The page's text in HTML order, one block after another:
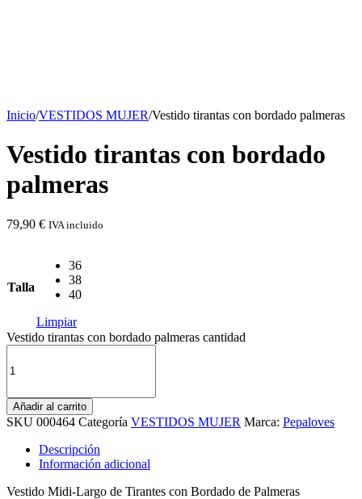
Inicio/VESTIDOS MUJER/Vestido tirantas con bordado palmeras
Vestido tirantas con bordado
palmeras
79,90 € IVA incluido
Talla
36
38
40
Limpiar
Vestido tirantas con bordado palmeras cantidad
Añadir al carrito
SKU 000464 Categoría VESTIDOS MUJER Marca: Pepaloves
Descripción
Información adicional
Vestido Midi-Largo de Tirantes con Bordado de Palmeras